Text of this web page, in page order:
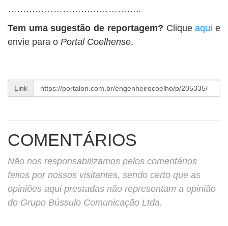
……………………………………..
Tem uma sugestão de reportagem? Cliqueaquie
envie para o Portal Coelhense.
Link
COMENTÁRIOS
Não nos responsabilizamos pelos comentários
feitos por nossos visitantes, sendo certo que as
opiniões aqui prestadas não representam a opinião
do Grupo Bússulo Comunicação Ltda.